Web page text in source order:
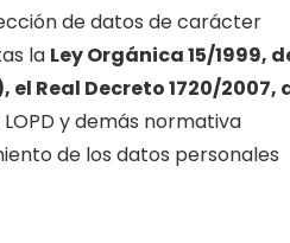
de datos de carácter
la Ley Orgánica 15/1999,
Real Decreto 1720/2007,
y demás normativa
de los datos personales